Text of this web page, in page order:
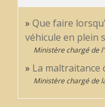
Que faire
véhicule en plein
Ministère chargé de
La maltraitance
Ministère chargé de